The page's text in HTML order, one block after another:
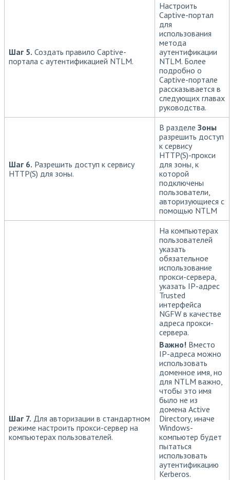
Шаг 5. Создать правило Captive-
портала с аутентификацией NTLM.
Настроить
Captive-портал
для
использования
метода
аутентификации
NTLM. Более
подробно о
Captive-портале
рассказывается в
следующих главах
руководства.
Шаг 6. Разрешить доступ к сервису
HTTP(S) для зоны.
В разделе Зоны
разрешить доступ
к сервису
HTTP(S)-прокси
для зоны, к
которой
подключены
пользователи,
авторизующиеся с
помощью NTLM
Шаг 7. Для авторизации в стандартном
режиме настроить прокси-сервер на
компьютерах пользователей.
На компьютерах
пользователей
указать
обязательное
использование
прокси-сервера,
указать IP-адрес
Trusted
интерфейса
NGFW в качестве
адреса прокси-
сервера.
Важно! Вместо
IP-адреса можно
использовать
доменное имя, но
для NTLM важно,
чтобы это имя
было не из
домена Active
Directory, иначе
Windows-
компьютер будет
пытаться
использовать
аутентификацию
Kerberos.